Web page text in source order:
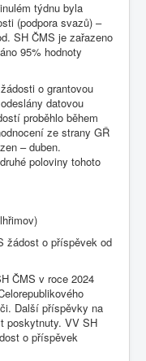
týdnu byla
(podpora svazů) –
SH ČMS je zařazeno
95% hodnoty
o grantovou
datovou
proběhlo během
ze strany GŘ
– duben.
poloviny tohoto
žádost o příspěvek od
ČMS v roce 2024
Další příspěvky na
poskytnuty. VV SH
o příspěvek